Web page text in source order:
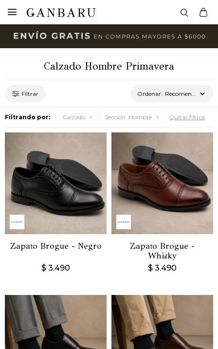

Calzado Hombre Primavera
Recomendados
Filtrando por: Calzado Sección: Hombre Quitar filtros
Zapato Brogue - Negro
$ 3.490
Zapato Brogue -
Whisky
$ 3.490